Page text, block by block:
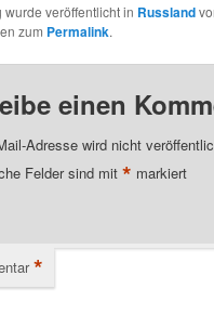
wurde veröffentlicht in Russland
zum Permalink.
einen
Adresse wird nicht
Felder sind mit* markiert
*